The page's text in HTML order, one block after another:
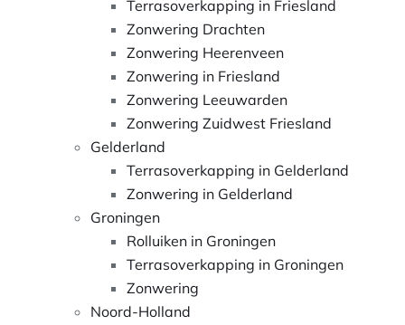
Terrasoverkapping in Friesland
Zonwering Drachten
Zonwering Heerenveen
Zonwering in Friesland
Zonwering Leeuwarden
Zonwering Zuidwest Friesland
Gelderland
Terrasoverkapping in Gelderland
Zonwering in Gelderland
Groningen
Rolluiken in Groningen
Terrasoverkapping in Groningen
Zonwering
Noord-Holland